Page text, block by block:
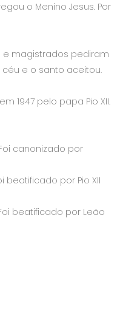
o Menino Jesus. Por
e magistrados pediram
e o santo aceitou.
1947 pelo papa Pio XII.
canonizado por
beatificado por Pio XII
beatificado por Leão